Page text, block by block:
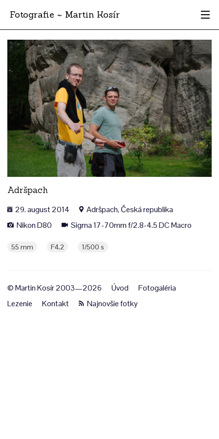
Fotografie ~ Martin Kosír
Moje obľúbené
Albumy
Miesta
Archív
Vyhľadávanie
Adršpach
29. august 2014
Adršpach, Česká republika
Nikon D80
Sigma 17-70mm f/2.8-4.5 DC Macro
55 mm F4,2 1/500 s
© Martin Kosír 2003—2026 Úvod
Fotogaléria
Lezenie
Kontakt Najnovšie fotky